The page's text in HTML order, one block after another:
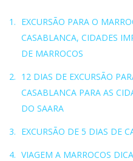
EXCURSÃO PARA O
CASABLANCA, CIDADES
DE MARROCOS
12 DIAS DE EXCURSÃO
CASABLANCA PARA AS
DO SAARA
EXCURSÃO DE 5 DIAS DE
VIAGEM A MARROCOS